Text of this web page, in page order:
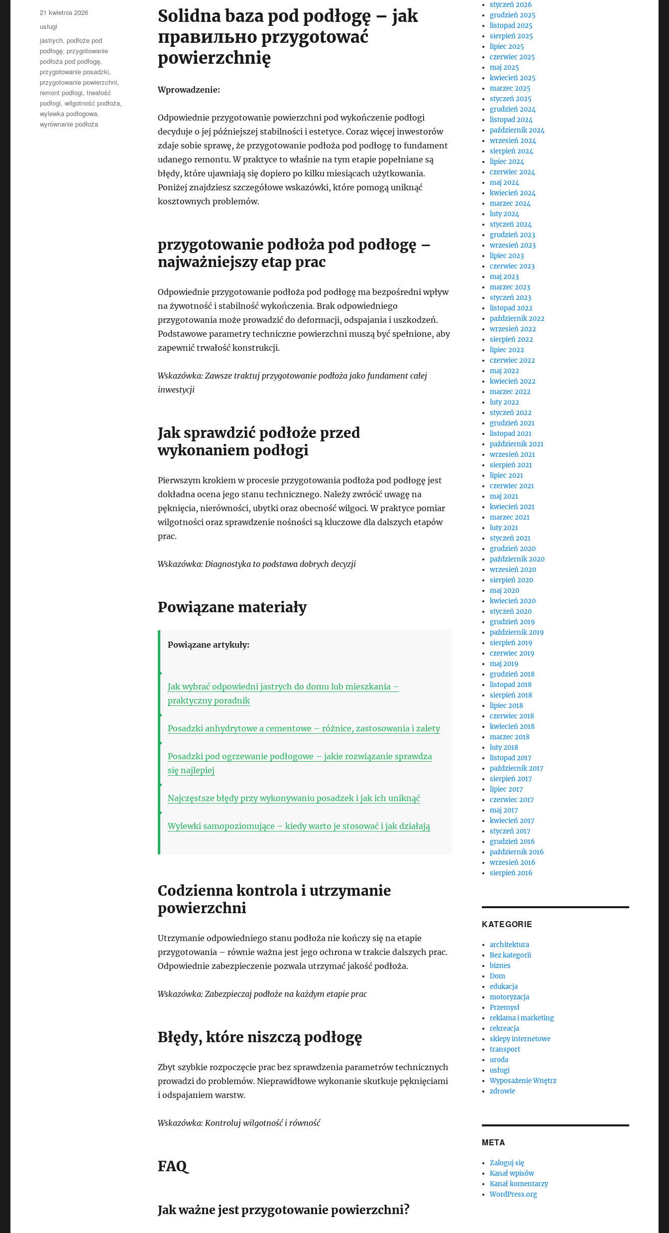
Solidna baza pod podłogę – jak
правильно przygotować
powierzchnię
Wprowadzenie:
Odpowiednie przygotowanie powierzchni pod wykończenie podłogi
decyduje o jej późniejszej stabilności i estetyce. Coraz więcej inwestorów
zdaje sobie sprawę, że przygotowanie podłoża pod podłogę to fundament
udanego remontu. W praktyce to właśnie na tym etapie popełniane są
błędy, które ujawniają się dopiero po kilku miesiącach użytkowania.
Poniżej znajdziesz szczegółowe wskazówki, które pomogą uniknąć
kosztownych problemów.
przygotowanie podłoża pod podłogę –
najważniejszy etap prac
Odpowiednie przygotowanie podłoża pod podłogę ma bezpośredni wpływ
na żywotność i stabilność wykończenia. Brak odpowiedniego
przygotowania może prowadzić do deformacji, odspajania i uszkodzeń.
Podstawowe parametry techniczne powierzchni muszą być spełnione, aby
zapewnić trwałość konstrukcji.
Wskazówka: Zawsze traktuj przygotowanie podłoża jako fundament całej
inwestycji
Jak sprawdzić podłoże przed
wykonaniem podłogi
Pierwszym krokiem w procesie przygotowania podłoża pod podłogę jest
dokładna ocena jego stanu technicznego. Należy zwrócić uwagę na
pęknięcia, nierówności, ubytki oraz obecność wilgoci. W praktyce pomiar
wilgotności oraz sprawdzenie nośności są kluczowe dla dalszych etapów
prac.
Wskazówka: Diagnostyka to podstawa dobrych decyzji
Powiązane materiały
Powiązane artykuły:
Jak wybrać odpowiedni jastrych do domu lub mieszkania –
praktyczny poradnik
Posadzki anhydrytowe a cementowe – różnice, zastosowania i zalety
Posadzki pod ogrzewanie podłogowe – jakie rozwiązanie sprawdza
się najlepiej
Najczęstsze błędy przy wykonywaniu posadzek i jak ich uniknąć
Wylewki samopoziomujące – kiedy warto je stosować i jak działają
Codzienna kontrola i utrzymanie
powierzchni
Utrzymanie odpowiedniego stanu podłoża nie kończy się na etapie
przygotowania – równie ważna jest jego ochrona w trakcie dalszych prac.
Odpowiednie zabezpieczenie pozwala utrzymać jakość podłoża.
Wskazówka: Zabezpieczaj podłoże na każdym etapie prac
Błędy, które niszczą podłogę
Zbyt szybkie rozpoczęcie prac bez sprawdzenia parametrów technicznych
prowadzi do problemów. Nieprawidłowe wykonanie skutkuje pęknięciami
i odspajaniem warstw.
Wskazówka: Kontroluj wilgotność i równość
FAQ
Jak ważne jest przygotowanie powierzchni?
Data
publikacji
21 kwietnia 2026
Kategorie
usługi
Tagi
jastrych,podłoże pod
podłogę,przygotowanie
podłoża pod podłogę,
przygotowanie posadzki,
przygotowanie powierzchni,
remont podłogi,trwałość
podłogi,wilgotność podłoża,
wylewka podłogowa,
wyrównanie podłoża
styczeń 2026
grudzień 2025
listopad 2025
sierpień 2025
lipiec 2025
czerwiec 2025
maj 2025
kwiecień 2025
marzec 2025
styczeń 2025
grudzień 2024
listopad 2024
październik 2024
wrzesień 2024
sierpień 2024
lipiec 2024
czerwiec 2024
maj 2024
kwiecień 2024
marzec 2024
luty 2024
styczeń 2024
grudzień 2023
wrzesień 2023
lipiec 2023
czerwiec 2023
maj 2023
marzec 2023
styczeń 2023
listopad 2022
październik 2022
wrzesień 2022
sierpień 2022
lipiec 2022
czerwiec 2022
maj 2022
kwiecień 2022
marzec 2022
luty 2022
styczeń 2022
grudzień 2021
listopad 2021
październik 2021
wrzesień 2021
sierpień 2021
lipiec 2021
czerwiec 2021
maj 2021
kwiecień 2021
marzec 2021
luty 2021
styczeń 2021
grudzień 2020
październik 2020
wrzesień 2020
sierpień 2020
maj 2020
kwiecień 2020
styczeń 2020
grudzień 2019
październik 2019
sierpień 2019
czerwiec 2019
maj 2019
grudzień 2018
listopad 2018
sierpień 2018
lipiec 2018
czerwiec 2018
kwiecień 2018
marzec 2018
luty 2018
listopad 2017
październik 2017
sierpień 2017
lipiec 2017
czerwiec 2017
maj 2017
kwiecień 2017
styczeń 2017
grudzień 2016
październik 2016
wrzesień 2016
sierpień 2016
KATEGORIE
architektura
Bez kategorii
biznes
Dom
edukacja
motoryzacja
Przemysł
reklama i marketing
rekreacja
sklepy internetowe
transport
uroda
usługi
Wyposażenie Wnętrz
zdrowie
META
Zaloguj się
Kanał wpisów
Kanał komentarzy
WordPress.org